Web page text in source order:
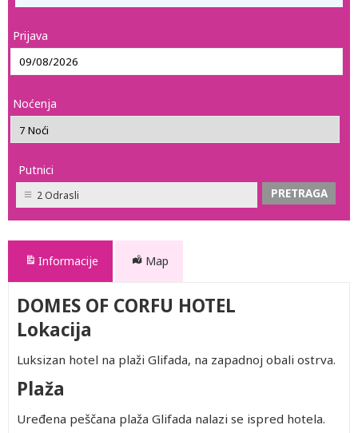
Prijava
Noćenja
Putnici
2 Odrasli
Informacije Map
DOMES OF CORFU HOTEL
Lokacija
Luksizan hotel na plaži Glifada, na zapadnoj obali ostrva.
Plaža
Uređena peščana plaža Glifada nalazi se ispred hotela.